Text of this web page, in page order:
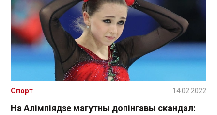
На Алімпіядзе магутны допінгавы скандал:
Спорт 14.02.2022